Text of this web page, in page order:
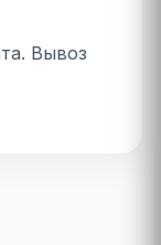
Вывоз